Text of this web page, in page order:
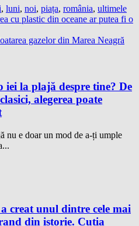
, luni, noi, piața, românia, ultimele
cu plastic din oceane ar putea fi o
gazelor din Marea Neagră
iei la plajă despre tine? De
alegerea poate
nu e doar un mod de a-ți umple
creat unul dintre cele mai
din istorie. Cutia